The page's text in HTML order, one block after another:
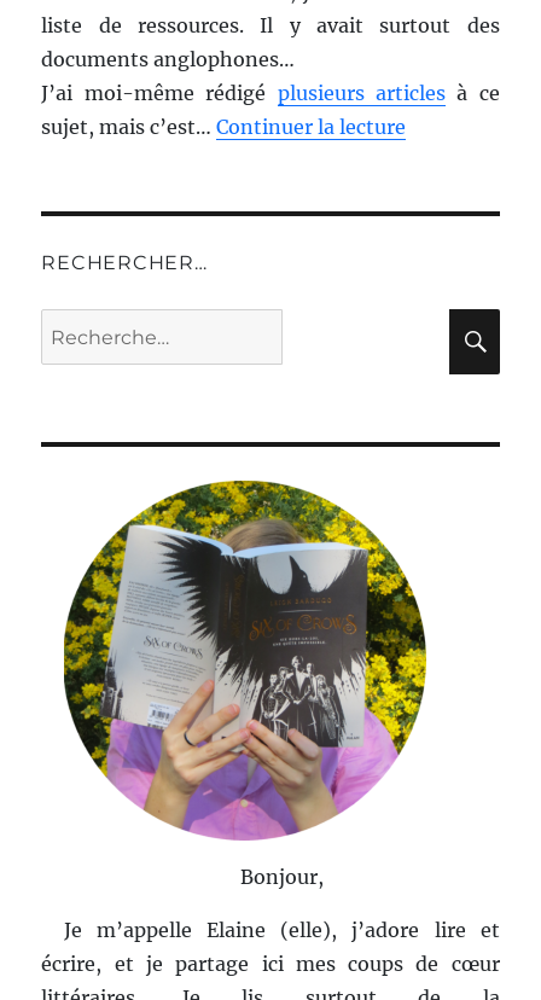
liste de ressources. Il y avait surtout des
documents anglophones…
J’ai moi-même rédigé plusieurs articlesà ce
sujet, mais c’est…Continuer la lecture
RECHERCHER…
pour :
Bonjour,
Je m’appelle Elaine (elle), j’adore lire et
écrire, et je partage ici mes coups de cœur